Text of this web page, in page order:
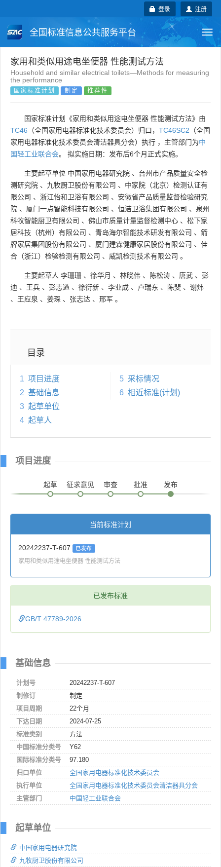
注册
登录
全国标准信息公共服务平台
国家标准 行业标准
团体标准
家用和类似用途电坐便器 性能测试方法
Household and similar electrical toilets—Methods for measuring
the performance
国家标准计划 制定 推荐性
国家标准计划《家用和类似用途电坐便器 性能测试方法》由
TC46 （全国家用电器标准化技术委员会）归口， TC46SC2 （全国
家用电器标准化技术委员会清洁器具分会）执行 ，主管部门为中
国轻工业联合会。 拟实施日期：发布后6个月正式实施。
主要起草单位 中国家用电器研究院 、 台州市产品质量安全检
测研究院 、 九牧厨卫股份有限公司 、 中家院（北京）检测认证有
限公司 、 浙江怡和卫浴有限公司 、 安徽省产品质量监督检验研究
院 、 厦门一点智能科技有限公司 、 恒洁卫浴集团有限公司 、 泉州
科牧智能厨卫有限公司 、 佛山市质量计量监督检测中心 、 松下家
居科技（杭州）有限公司 、 青岛海尔智能技术研发有限公司 、 箭
牌家居集团股份有限公司 、 厦门建霖健康家居股份有限公司 、 佳
合（浙江）检验检测有限公司 、 威凯检测技术有限公司 。
主要起草人 李珊珊 、 徐华月 、 林晓伟 、 陈松涛 、 唐武 、 彭
迪 、 王兵 、 彭志遒 、 徐衍新 、 李业成 、 卢瑞东 、 陈斐 、 谢炜
、 王应泉 、 姜琛 、 张志达 、 邢军 。
目录
1 项目进度
2 基础信息
3 起草单位
4 起草人
5 采标情况
6 相近标准(计划)
项目进度
起草 征求意见 审查 批准 发布
当前标准计划
20242237-T-607 已发布
家用和类似用途电坐便器 性能测试方法
已发布标准
GB/T 47789-2026
基础信息
计划号
20242237-T-607
制修订
制定
项目周期
22个月
下达日期
2024-07-25
标准类别
方法
中国标准分类号
Y62
国际标准分类号
97.180
归口单位
全国家用电器标准化技术委员会
执行单位
全国家用电器标准化技术委员会清洁器具分会
主管部门
中国轻工业联合会
起草单位
中国家用电器研究院
九牧厨卫股份有限公司